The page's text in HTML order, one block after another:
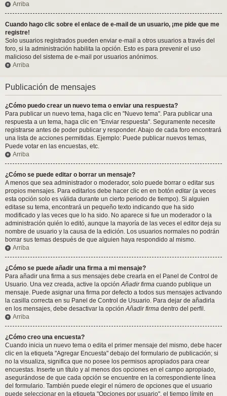
Arriba
Cuando hago clic sobre el enlace de e-mail de un usuario, ¡me pide que me
registre!
Solo usuarios registrados pueden enviar e-mail a otros usuarios a través del
foro, si la administración habilita la opción. Esto es para prevenir el uso
malicioso del sistema de e-mail por usuarios anónimos.
Arriba
Publicación de mensajes
¿Cómo puedo crear un nuevo tema o enviar una respuesta?
Para publicar un nuevo tema, haga clic en "Nuevo tema". Para publicar una
respuesta a un tema, haga clic en "Enviar respuesta". Seguramente necesite
registrarse antes de poder publicar y responder. Abajo de cada foro encontrará
una lista de acciones permitidas. Ejemplo: Puede publicar nuevos temas,
Puede votar en las encuestas, etc.
Arriba
¿Cómo se puede editar o borrar un mensaje?
A menos que sea administrador o moderador, solo puede borrar o editar sus
propios mensajes. Para editarlos debe hacer clic en en botón editar(a veces
esta opción solo es válida durante un cierto periodo de tiempo). Si alguien
editase su tema, encontrará un pequeño texto indicando que ha sido
modificado y las veces que lo ha sido. No aparece si fue un moderador o la
administración quién lo editó, aunque la mayoría de las veces el editor deja su
nombre de usuario y la causa de la edición. Los usuarios normales no podrán
borrar sus temas después de que alguien haya respondido al mismo.
Arriba
¿Cómo se puede añadir una firma a mi mensaje?
Para añadir una firma a sus mensajes debe crearla en el Panel de Control de
Usuario. Una vez creada, active la opciónAñadir firma cuando publique un
mensaje. Puede asignar una firma por defecto a todos sus mensajes activando
la casilla correcta en su Panel de Control de Usuario. Para dejar de añadirla
en los mensajes, debe desactivar la opciónAñadir firma dentro del perfil.
Arriba
¿Cómo creo una encuesta?
Cuando inicia un nuevo tema o edita el primer mensaje del mismo, debe hacer
clic en la etiqueta "Agregar Encuesta" debajo del formulario de publicación; si
no la visualiza, significa que no posee los permisos apropiados para crear
encuestas. Inserte un título y al menos dos opciones en el campo apropiado,
asegurándose de que cada opción se encuentre en la correspondiente línea
del formulario. También puede elegir el número de opciones que el usuario
puede seleccionar en la etiqueta "Opciones por usuario", el tiempo límite en